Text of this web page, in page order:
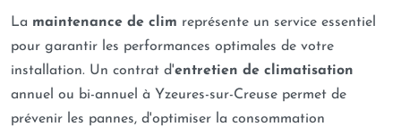
La maintenance de clim représente un service essentiel
pour garantir les performances optimales de votre
installation. Un contrat d'entretien de climatisation
annuel ou bi-annuel à Yzeures-sur-Creuse permet de
prévenir les pannes, d'optimiser la consommation